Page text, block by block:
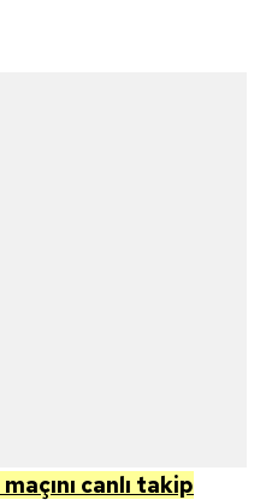
maçını canlı takip